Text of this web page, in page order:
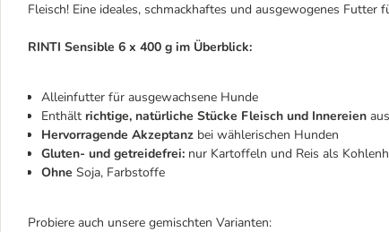
Fleisch! Eine ideales, schmackhaftes und ausgewogenes
RINTI Sensible 6 x 400 g im Überblick:
Alleinfutter für ausgewachsene Hunde
Enthält richtige, natürliche Stücke Fleisch und Innereien
Hervorragende Akzeptanz bei wählerischen Hunden
Gluten- und getreidefrei: nur Kartoffeln und Reis als
Ohne Soja, Farbstoffe
Probiere auch unsere gemischten Varianten: